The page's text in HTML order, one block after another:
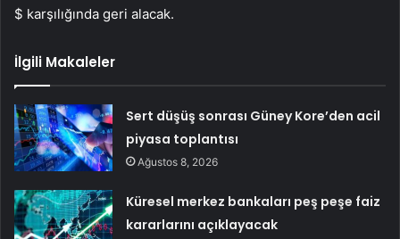
$ karşılığında geri alacak.
İlgili Makaleler
Sert düşüş sonrası Güney Kore’den acil
piyasa toplantısı
Ağustos 8, 2026
Küresel merkez bankaları peş peşe faiz
kararlarını açıklayacak